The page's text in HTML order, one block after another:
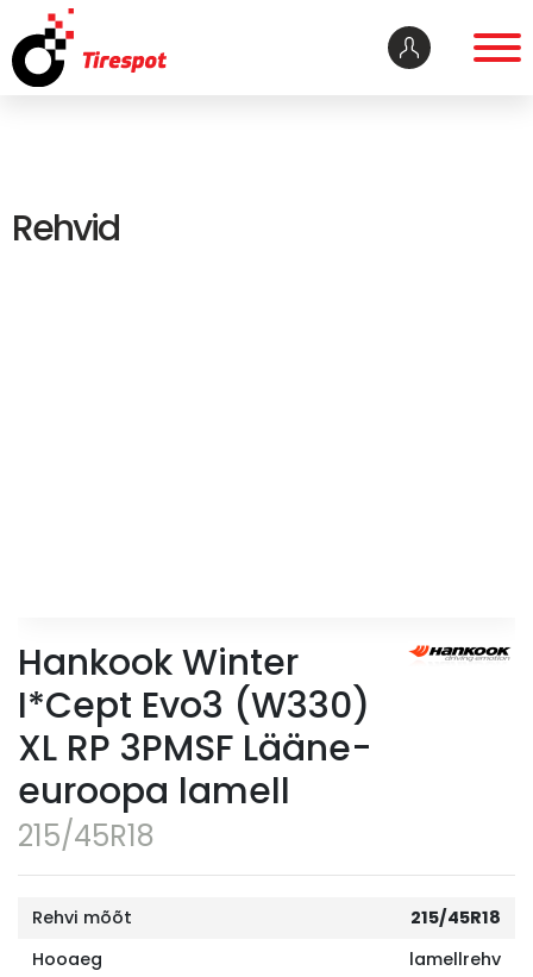
Rehvid
215/45R18
Hankook Winter
I*Cept Evo3 (W330)
XL RP 3PMSF Lääne-
euroopa lamell
Rehvi mõõt
215/45R18
Hooaeg
lamellrehv